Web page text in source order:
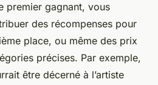
premier gagnant, vous
des récompenses pour
place, ou même des prix
précises. Par exemple,
être décerné à l’artiste